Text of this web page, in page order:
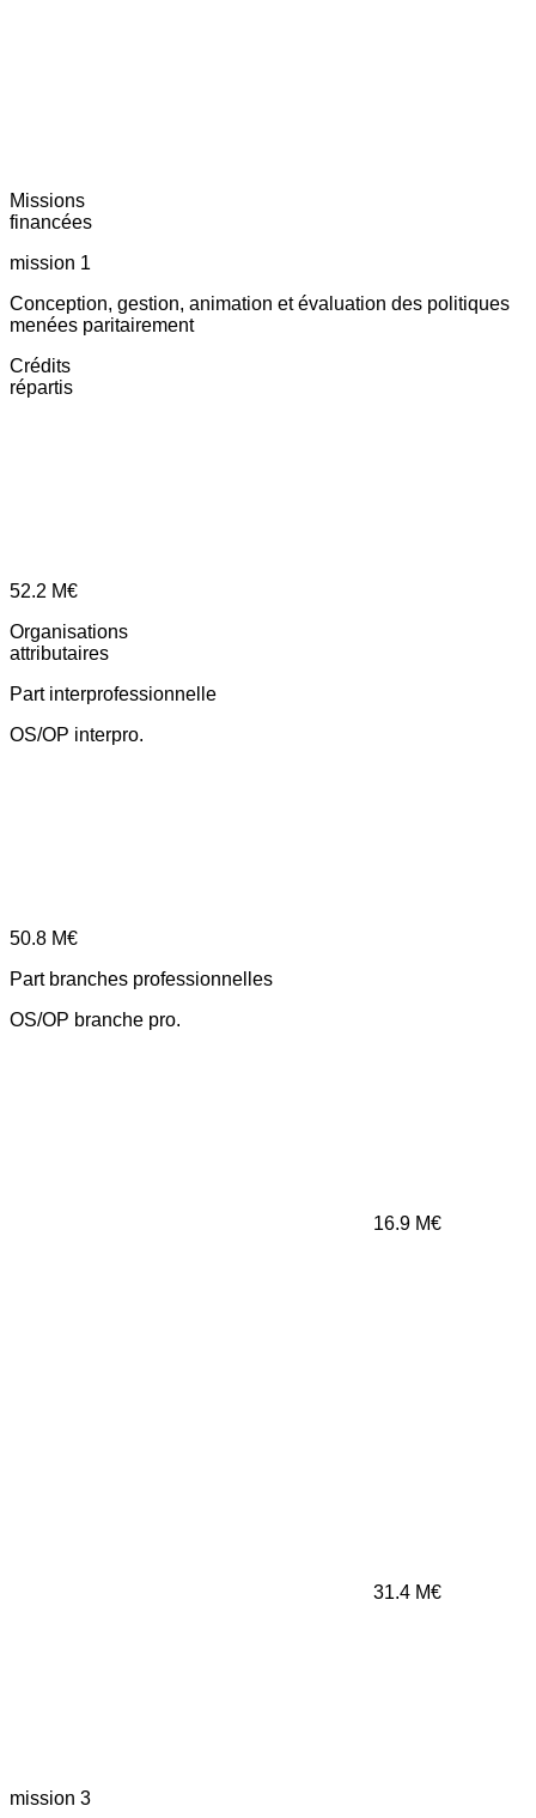
Missions
financées
mission 1
Conception, gestion, animation et évaluation des politiques
menées paritairement
Crédits
répartis
52.2 M€
Organisations
attributaires
Part interprofessionnelle
OS/OP interpro.
50.8 M€
Part branches professionnelles
OS/OP branche pro.
16.9 M€
31.4 M€
mission 3